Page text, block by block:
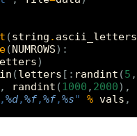
(string . ascii_letters
(NUMROWS):
)
(letters [: randint (5 ,
, randint (1000 , 2000),
%d,%f,%f,%s" % vals ,